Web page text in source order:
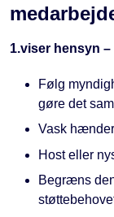
1.viser hensyn
Følg
gøre det
Vask
Host eller
Begræns